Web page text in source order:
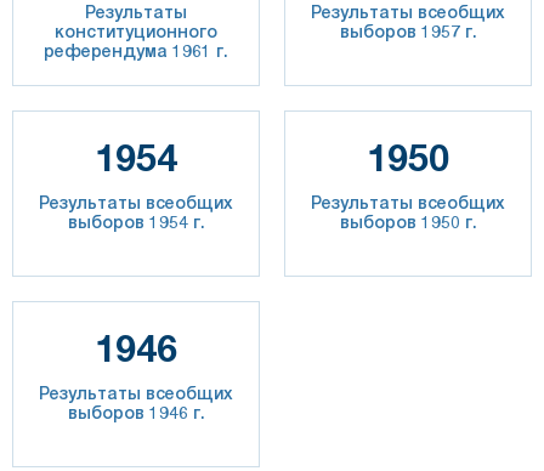
Результаты
конституционного
референдума 1961 г.
Результаты всеобщих
выборов 1957 г.
1954
Результаты всеобщих
выборов 1954 г.
1950
Результаты всеобщих
выборов 1950 г.
1946
Результаты всеобщих
выборов 1946 г.